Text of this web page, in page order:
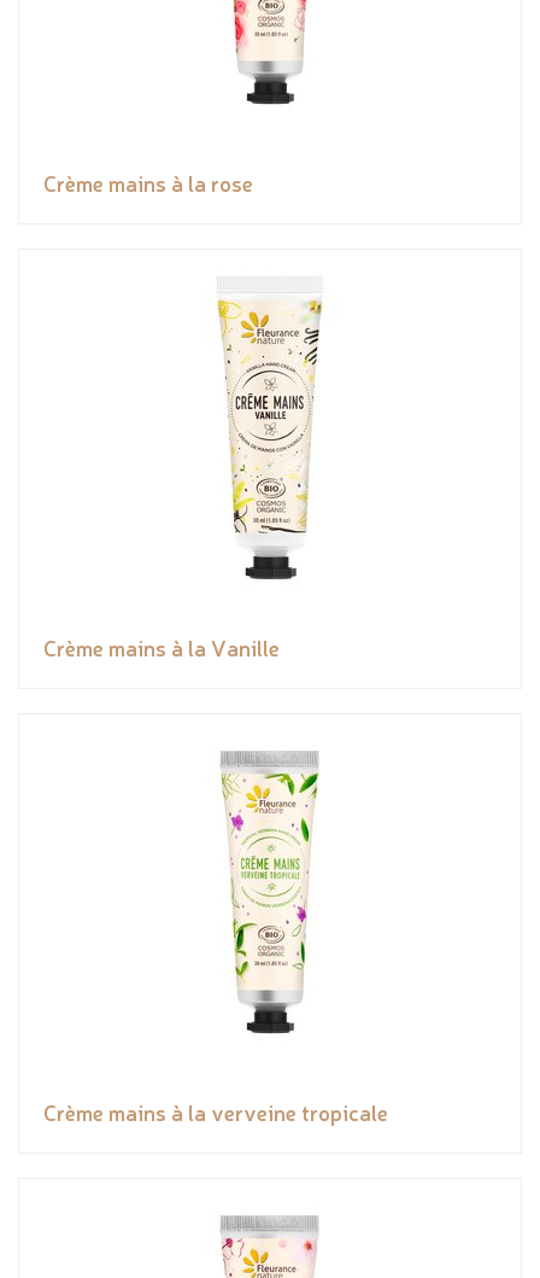
Crème mains à la rose
Crème mains à la Vanille
Crème mains à la verveine tropicale